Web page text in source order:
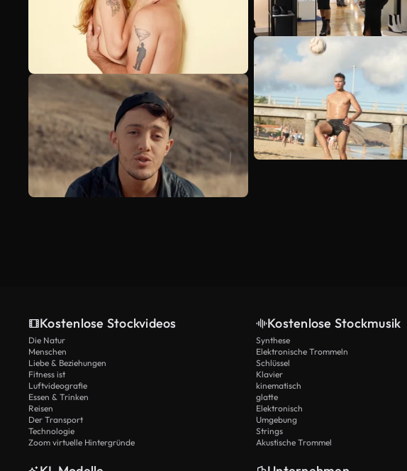
Kostenlose Stockvideos
Die Natur
Menschen
Liebe & Beziehungen
Fitness ist
Luftvideografie
Essen & Trinken
Reisen
Der Transport
Technologie
Zoom virtuelle Hintergründe
Kostenlose Stockmusik
Synthese
Elektronische Trommeln
Schlüssel
Klavier
kinematisch
glatte
Elektronisch
Umgebung
Strings
Akustische Trommel